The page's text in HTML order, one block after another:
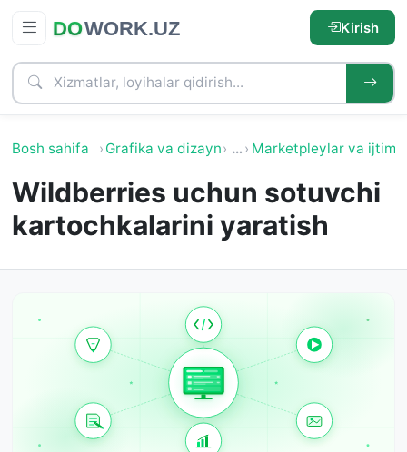
Kirish
Bosh sahifa Grafika va dizayn … Marketpleylar va
Wildberries uchun sotuvchi
kartochkalarini yaratish